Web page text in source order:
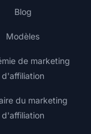
Blog
Modèles
de marketing
d'affiliation
du marketing
d'affiliation